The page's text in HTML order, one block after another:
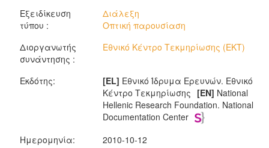
Εξειδίκευση
τύπου :
Διάλεξη
Οπτική παρουσίαση
Διοργανωτής
συνάντησης :
Εθνικό Κέντρο Τεκμηρίωσης (ΕΚΤ)
Εκδότης: [EL] Εθνικό Ίδρυμα Ερευνών. Εθνικό
Κέντρο Τεκμηρίωσης [EN] National
Hellenic Research Foundation. National
Documentation Center
Ημερομηνία:
2010-10-12